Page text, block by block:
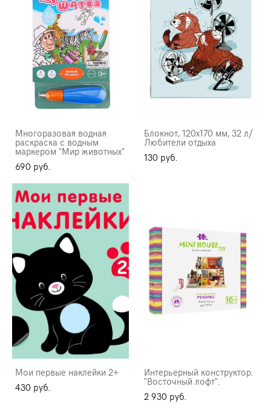
Многоразовая водная
раскраска с водным
маркером "Мир животных"
690 pуб.
Блокнот, 120х170 мм, 32 л/
Любители отдыха
130 pуб.
Мои первые наклейки 2+
430 pуб.
Интерьерный конструктор.
"Восточный лофт".
2 930 pуб.